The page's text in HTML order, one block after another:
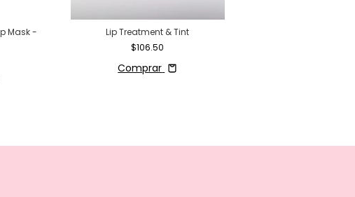
Mask -
Lip Treatment & Tint
$106.50
Comprar